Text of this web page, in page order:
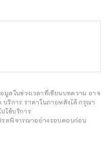
มูลในช่วงเวลาที่เขียนบทความ อาจ
บริการ ราคาในภายหลังได้ กรุณา
ใช้บริการ
ดพิจารณาอย่างรอบคอบก่อน